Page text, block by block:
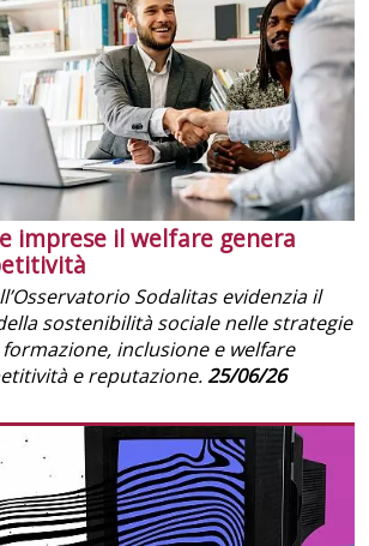
imprese il welfare genera
Sodalitas evidenzia il
sostenibilità sociale nelle strategie
inclusione e welfare
e reputazione.25/06/26